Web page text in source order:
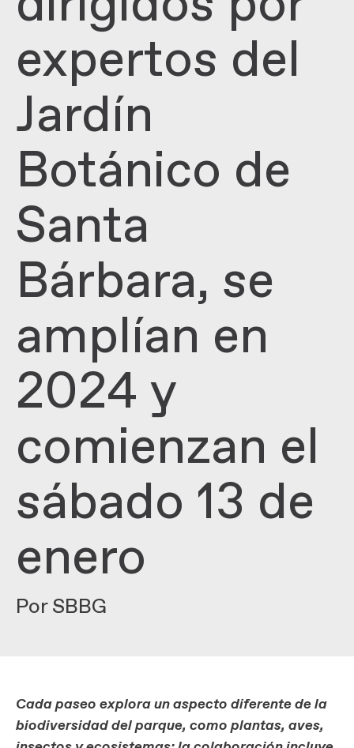
expertos del
Jardín
Botánico de
Santa
Bárbara, se
amplían en
2024 y
comienzan el
sábado 13 de
enero
Por SBBG
Cada paseo explora un aspecto diferente de la
biodiversidad del parque, como plantas, aves,